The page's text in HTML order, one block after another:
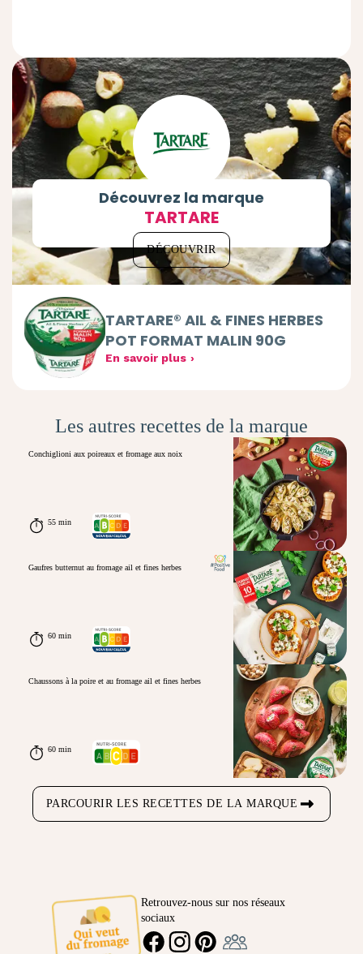
Découvrez la marque
TARTARE
DÉCOUVRIR
TARTARE® AIL & FINES HERBES
POT FORMAT MALIN 90G
En savoir plus
Les autres recettes de la marque
Conchiglioni aux poireaux et fromage aux noix
55 min
Gaufres butternut au fromage ail et fines herbes
60 min
Chaussons à la poire et au fromage ail et fines herbes
60 min
PARCOURIR LES RECETTES DE LA MARQUE
Retrouvez-nous sur nos réseaux
sociaux
FACEBOOKINSTAGRAMPINTEREST